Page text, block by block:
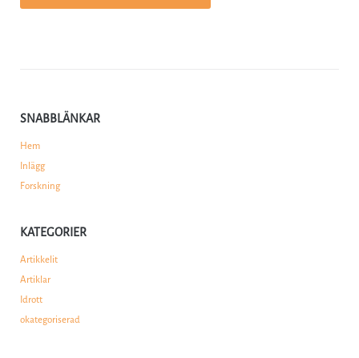
SNABBLÄNKAR
Hem
Inlägg
Forskning
KATEGORIER
Artikkelit
Artiklar
Idrott
okategoriserad